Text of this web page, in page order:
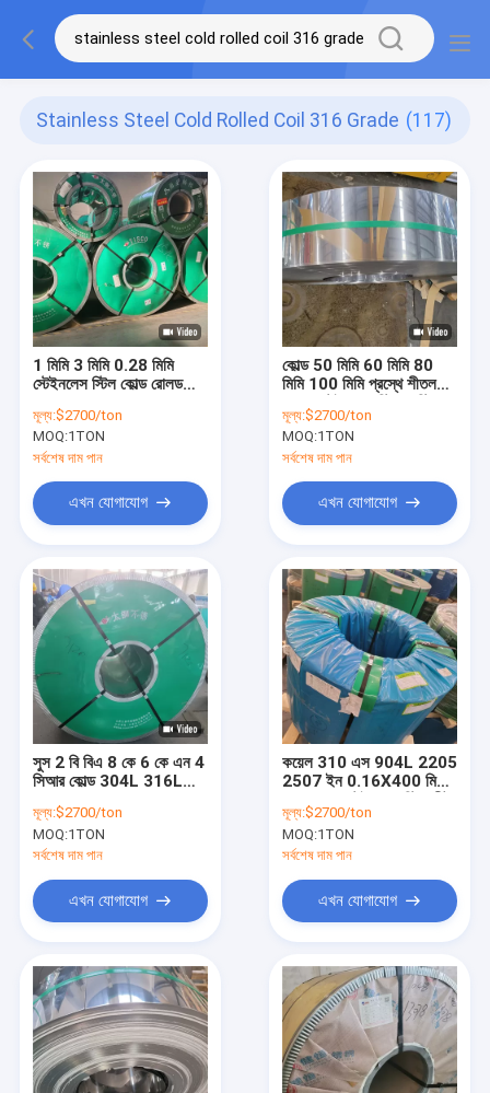
Stainless Steel Cold Rolled Coil 316 Grade (117)
1 মিমি 3 মিমি 0.28 মিমি
স্টেইনলেস স্টিল কোল্ড রোলড
এস এস 202 কয়েল
মূল্য:$2700/ton
MOQ:1TON
সর্বশেষ দাম পান
এখন যোগাযোগ
কোল্ড 50 মিমি 60 মিমি 80
মিমি 100 মিমি প্রস্থে শীতল
মূল্য:$2700/ton
MOQ:1TON
সর্বশেষ দাম পান
এখন যোগাযোগ
সুস 2 বি বিএ 8 কে 6 কে এন 4
সিআর কোল্ড 304L 316L
0.025 মিমি স্টেইনলেস স্টিল
শীট ঘূর্ণিত
মূল্য:$2700/ton
MOQ:1TON
সর্বশেষ দাম পান
এখন যোগাযোগ
কয়েল 310 এস 904L 2205
2507 ইন 0.16X400 মিমি
মূল্য:$2700/ton
MOQ:1TON
সর্বশেষ দাম পান
এখন যোগাযোগ